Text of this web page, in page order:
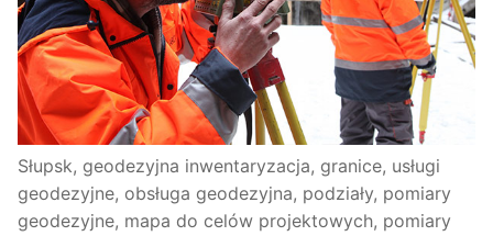
Słupsk, geodezyjna inwentaryzacja, granice, usługi
geodezyjne, obsługa geodezyjna, podziały, pomiary
geodezyjne, mapa do celów projektowych, pomiary